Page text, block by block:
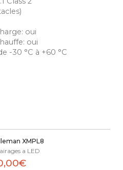
oui
oui
-30 °C à +60 °C
XMPL8
a LED